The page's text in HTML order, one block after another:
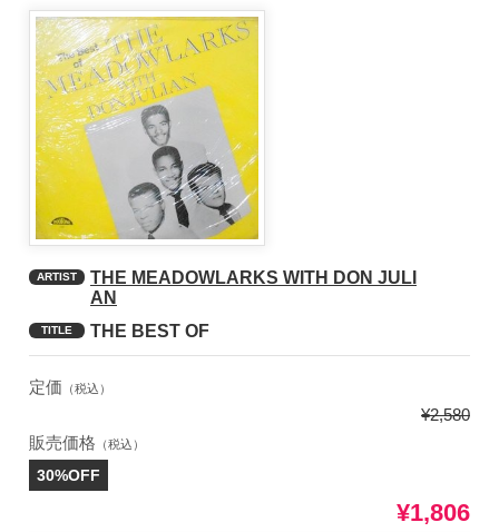
ARTIST
THE MEADOWLARKS WITH DON JULI
AN
TITLE THE BEST OF
定価 （税込）
¥2,580
販売価格 （税込）
30%OFF
¥1,806